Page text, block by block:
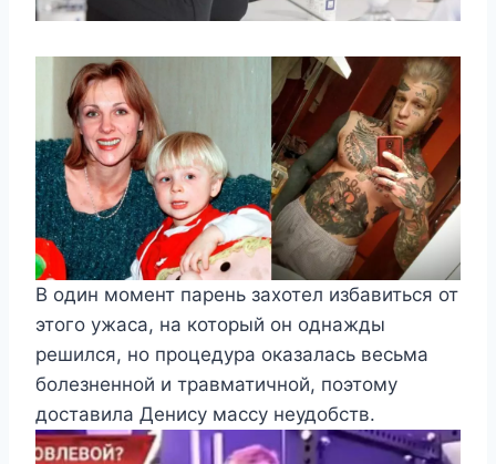
В один момент парень захотел избавиться от
этого ужаса, на который он однажды
решился, но процедура оказалась весьма
болезненной и травматичной, поэтому
доставила Денису массу неудобств.